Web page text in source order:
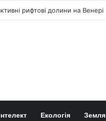
рифтові долини на Венері
Екологія Земля